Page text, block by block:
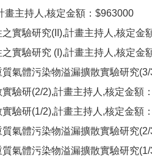
畫主持人,核定金額：$963000
實驗研究(II),計畫主持人,核定金
實驗研究 (I),計畫主持人,核定金
氣體污染物溢漏擴散實驗研究
驗研(2/2),計畫主持人,核定金額
驗研(1/2),計畫主持人,核定金額
氣體污染物溢漏擴散實驗研究
氣體污染物溢漏擴散實驗研究